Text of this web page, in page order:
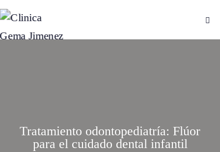
Tratamiento odontopediatría: Flúor
para el cuidado dental infantil